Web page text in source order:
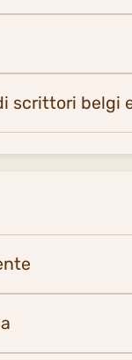
scrittori belgi